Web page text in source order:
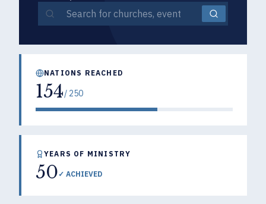
NATIONS REACHED
154/ 250
YEARS OF MINISTRY
50✓ ACHIEVED